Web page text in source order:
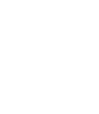
i
Hack
bygninger
i 1926 - og som